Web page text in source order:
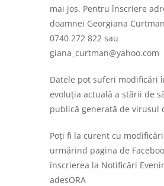
mai jos. Pentru înscriere
doamnei Georgiana
0740 272 822 sau
giana_curtman@yahoo.com
Datele pot suferi modificări
evoluţia actuală a stării de
publică generată de virusul
Poţi fi la curent cu
urmărind pagina de
înscrierea la Notificări
adesORA